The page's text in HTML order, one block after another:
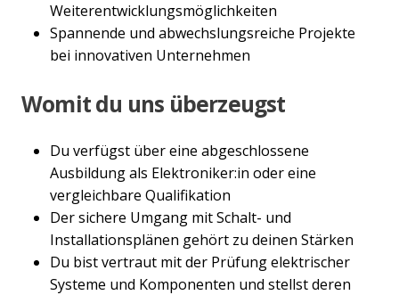
Weiterentwicklungsmöglichkeiten
Spannende und abwechslungsreiche Projekte
bei innovativen Unternehmen
Womit du uns überzeugst
Du verfügst über eine abgeschlossene
Ausbildung als Elektroniker:in oder eine
vergleichbare Qualifikation
Der sichere Umgang mit Schalt- und
Installationsplänen gehört zu deinen Stärken
Du bist vertraut mit der Prüfung elektrischer
Systeme und Komponenten und stellst deren